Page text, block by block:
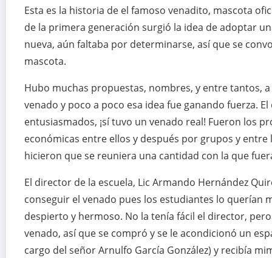
Esta es la historia de el famoso venadito, mascota
de la primera generación surgió la idea de adoptar
nueva, aún faltaba por determinarse, así que se
mascota.
Hubo muchas propuestas, nombres, y entre tantos,
venado y poco a poco esa idea fue ganando fuerza.
entusiasmados, ¡sí tuvo un venado real! Fueron los
económicas entre ellos y después por grupos y
hicieron que se reuniera una cantidad con la que
El director de la escuela, Lic Armando Hernández
conseguir el venado pues los estudiantes lo querían
despierto y hermoso. No la tenía fácil el director,
venado, así que se compró y se le acondicionó un
cargo del señor Arnulfo García González) y recibía